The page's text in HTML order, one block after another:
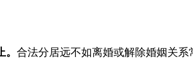
。合法分居远不如离婚或解除婚姻关系